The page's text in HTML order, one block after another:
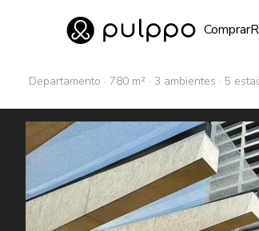
Ir al home
Comprar
Departamento · 780 m² · 3 ambientes · 5